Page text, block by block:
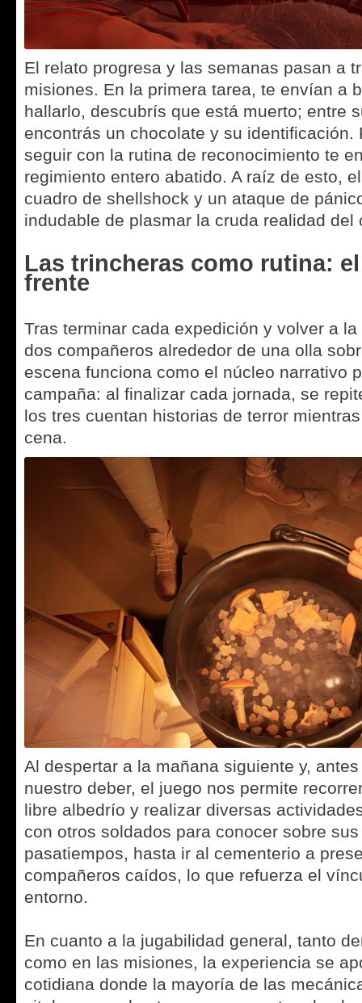
El relato progresa y las semanas pasan a
misiones. En la primera tarea, te envían a
hallarlo, descubrís que está muerto; entre
encontrás un chocolate y su identificación.
seguir con la rutina de reconocimiento te
regimiento entero abatido. A raíz de esto,
cuadro de shellshock y un ataque de
indudable de plasmar la cruda realidad del
Las trincheras como rutina:
frente
Tras terminar cada expedición y volver a
dos compañeros alrededor de una olla
escena funciona como el núcleo narrativo
campaña: al finalizar cada jornada, se
los tres cuentan historias de terror
cena.
Al despertar a la mañana siguiente y,
nuestro deber, el juego nos permite
libre albedrío y realizar diversas
con otros soldados para conocer sobre
pasatiempos, hasta ir al cementerio a
compañeros caídos, lo que refuerza el
entorno.
En cuanto a la jugabilidad general, tanto
como en las misiones, la experiencia se
cotidiana donde la mayoría de las